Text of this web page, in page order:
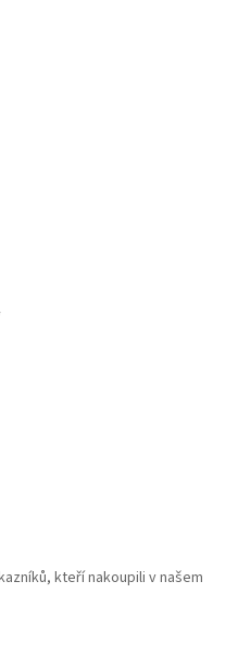
kteří nakoupili v našem